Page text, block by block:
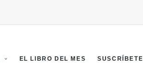
EL LIBRO DEL MES SUSCRÍBETE